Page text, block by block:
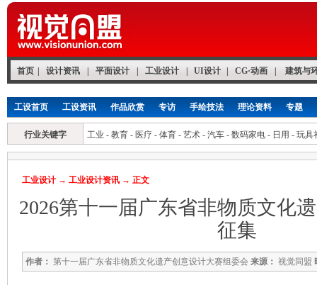
首页 设计资讯 平面设计 工业设计 UI设计 CG·动画 建筑与
工设首页 工设资讯 作品欣赏 专访 手绘技法 理论资料 专题
行业关键字 工业 - 教育 - 医疗 - 体育 - 艺术 - 汽车 - 数码家电 - 日用 - 玩具
工业设计 → 工业设计资讯 → 正文
2026第十一届广东省非物质文化
征集
作者： 第十一届广东省非物质文化遗产创意设计大赛组委会 来源： 视觉同盟